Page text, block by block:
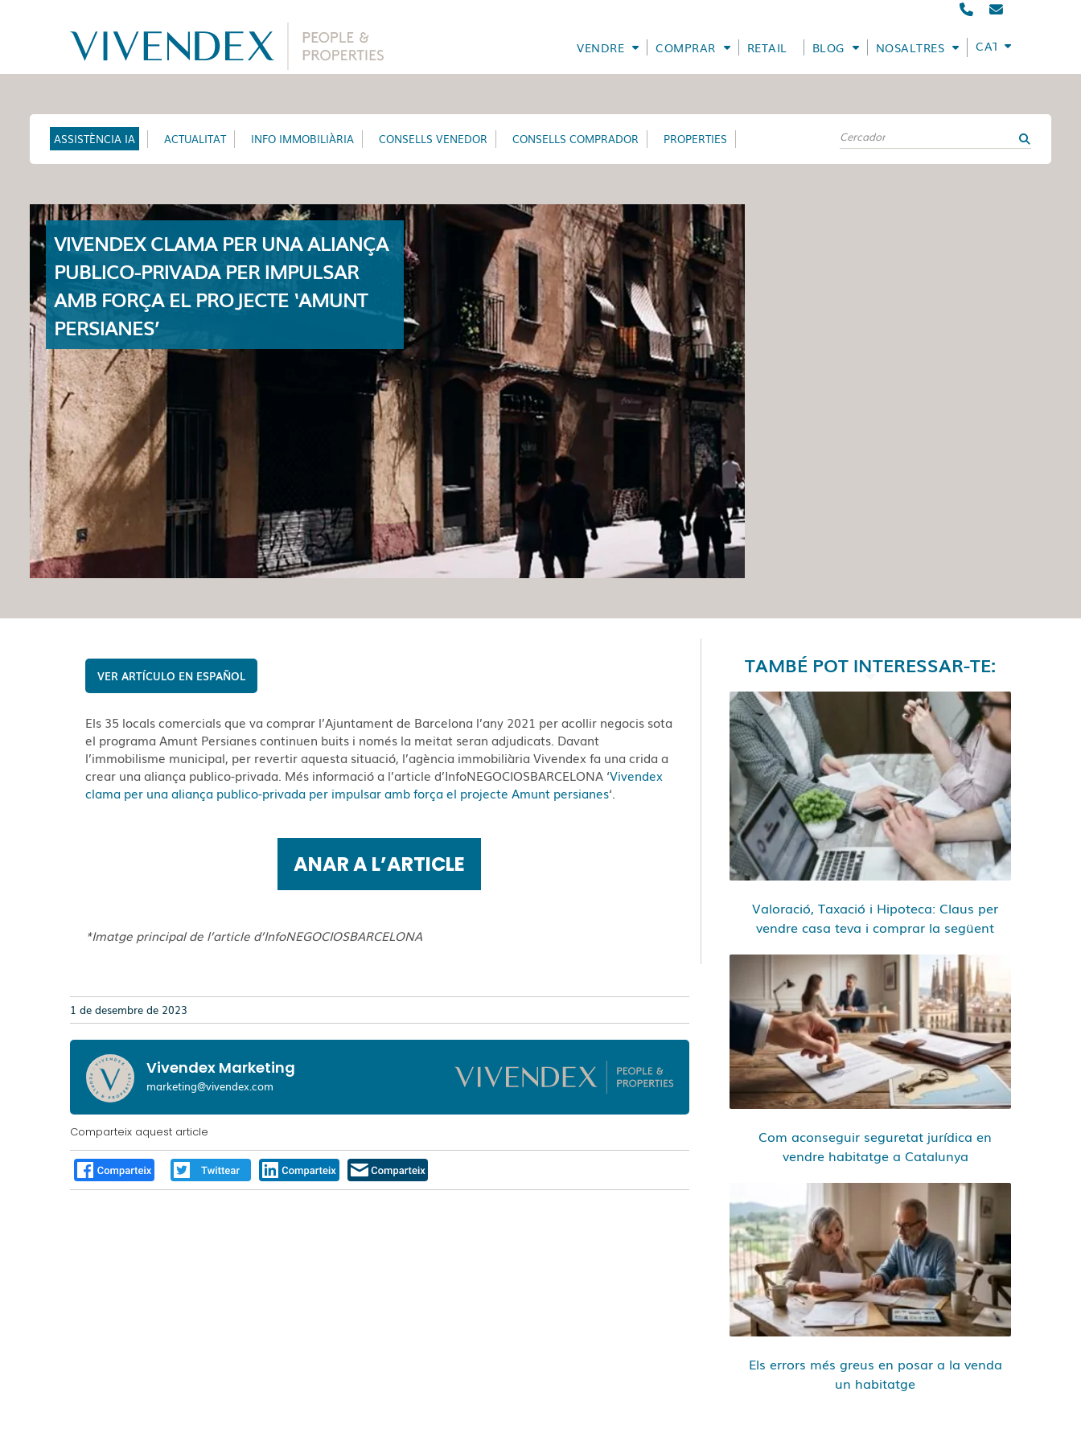
VENDRE COMPRAR RETAIL BLOG NOSALTRES CATALÀ
ASSISTÈNCIA IA ACTUALITAT INFO IMMOBILIÀRIA CONSELLS VENEDOR CONSELLS COMPRADOR PROPERTIES
VIVENDEX CLAMA PER UNA ALIANÇA
PUBLICO-PRIVADA PER IMPULSAR
AMB FORÇA EL PROJECTE ‘AMUNT
PERSIANES’
ESPAÑOL
Els 35 locals comercials que va comprar l’Ajuntament de Barcelona l’any 2021 per acollir negocis sota
el programa Amunt Persianes continuen buits i només la meitat seran adjudicats. Davant
l’immobilisme municipal, per revertir aquesta situació, l’agència immobiliària Vivendex fa una crida a
crear una aliança publico-privada. Més informació a l’article d’InfoNEGOCIOSBARCELONA ‘Vivendex
clama per una aliança publico-privada per impulsar amb força el projecte Amunt persianes‘.
ANAR A L’ARTICLE
*Imatge principal de l’article d’InfoNEGOCIOSBARCELONA
1 de desembre de 2023
Vivendex Marketing
marketing@vivendex.com
Comparteix aquest article
TAMBÉ POT INTERESSAR-TE:
Valoració, Taxació i Hipoteca: Claus per
vendre casa teva i comprar la següent
Com aconseguir seguretat jurídica en
vendre habitatge a Catalunya
Els errors més greus en posar a la venda
un habitatge